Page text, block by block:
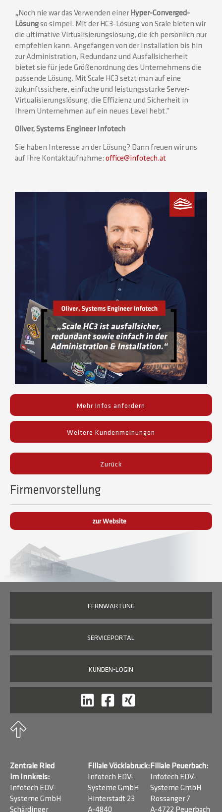
„Noch nie war das Verwenden einer Hyper-Converged-
Lösungso simpel. Mit der HC3-Lösung von Scale bieten wir
die ultimative Virtualisierungslösung, die ich persönlich nur
empfehlen kann. Angefangen von der Installation bis hin
zur Administration, Redundanz und Ausfallsicherheit
bietet sie für jede Größenordnung des Unternehmens die
passende Lösung. Mit Scale HC3 setzt man auf eine
zukunftssichere, einfache und leistungsstarke Server-
Virtualisierungslösung, die Effizienz und Sicherheit in
Ihrem Unternehmen auf ein neues Level hebt.”
Oliver, Systems Engineer Infotech
Sie haben Interesse an der Lösung? Dann freuen wir uns
auf Ihre Kontaktaufnahme: office@infotech.at
Mehr Infos anfordern
Weitere Kundenmeinungen
Zurück
Firmenvorstellung
zur Website
FERNWARTUNG
SERVICEPORTAL
KUNDEN-LOGIN
Zentrale Ried
im Innkreis:
Infotech EDV-
Systeme GmbH
Schärdinger
Filiale Vöcklabruck:
Infotech EDV-
Systeme GmbH
Hinterstadt 23
A-4840
Filiale Peuerbach:
Infotech EDV-
Systeme GmbH
Rossanger 7
A-4722 Peuerbach